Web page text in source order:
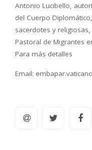
Antonio Lucibello,
del Cuerpo
sacerdotes y
Pastoral de Migrantes
Para más detalles
Email: